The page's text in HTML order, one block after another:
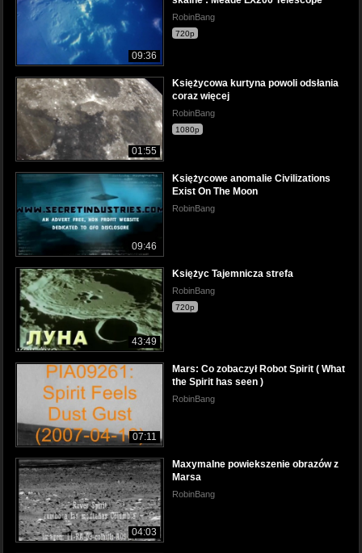
09:36
RobinBang
720p
01:55
Księżycowa kurtyna powoli odsłania
coraz więcej
RobinBang
1080p
09:46
Księżycowe anomalie Civilizations
Exist On The Moon
RobinBang
43:49
Księżyc Tajemnicza strefa
RobinBang
720p
07:11
Mars: Co zobaczył Robot Spirit ( What
the Spirit has seen )
RobinBang
04:03
Maxymalne powiekszenie obrazów z
Marsa
RobinBang